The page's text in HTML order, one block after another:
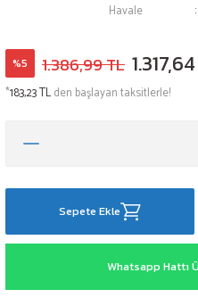
Havale
%5 1.386,99 TL
*183,23 TLden başlayan taksitlerle!
Sepete Ekle
Whatsapp Hattı